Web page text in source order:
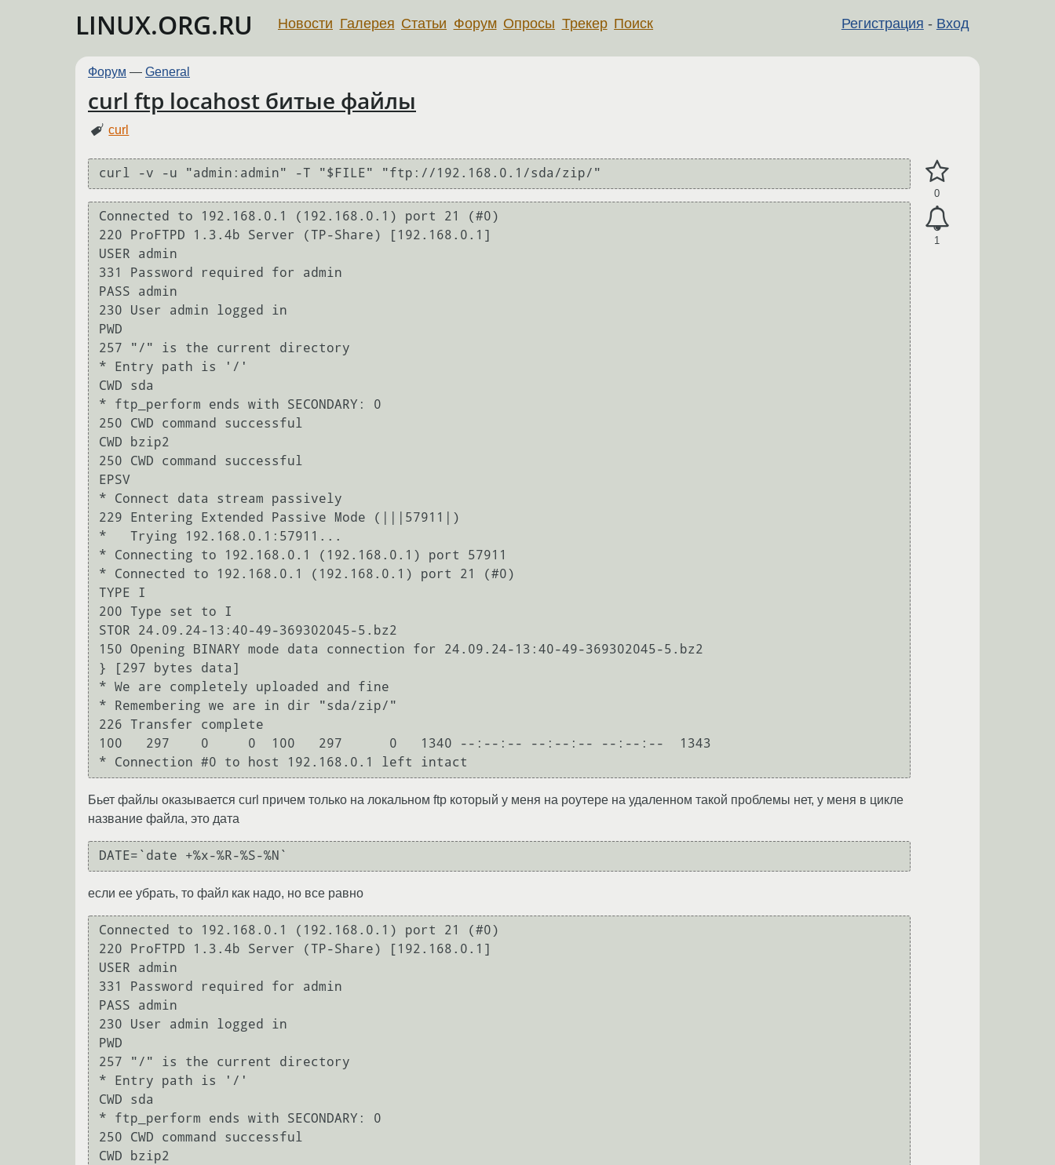
LINUX.ORG.RU Регистрация - Вход
Новости Галерея Статьи Форум Опросы Трекер Поиск
Форум — General
curl ftp locahost битые файлы
curl
0
1
curl -v -u "admin:admin" -T "$FILE" "ftp://192.168.0.1/sda/zip/"
Connected to 192.168.0.1 (192.168.0.1) port 21 (#0)
220 ProFTPD 1.3.4b Server (TP-Share) [192.168.0.1]
USER admin
331 Password required for admin
PASS admin
230 User admin logged in
PWD
257 "/" is the current directory
* Entry path is '/'
CWD sda
* ftp_perform ends with SECONDARY: 0
250 CWD command successful
CWD bzip2
250 CWD command successful
EPSV
* Connect data stream passively
229 Entering Extended Passive Mode (|||57911|)
*   Trying 192.168.0.1:57911...
* Connecting to 192.168.0.1 (192.168.0.1) port 57911
* Connected to 192.168.0.1 (192.168.0.1) port 21 (#0)
TYPE I
200 Type set to I
STOR 24.09.24-13:40-49-369302045-5.bz2
150 Opening BINARY mode data connection for 24.09.24-13:40-49-369302045-5.bz2
} [297 bytes data]
* We are completely uploaded and fine
* Remembering we are in dir "sda/zip/"
226 Transfer complete
100   297    0     0  100   297      0   1340 --:--:-- --:--:-- --:--:--  1343
* Connection #0 to host 192.168.0.1 left intact
Бьет файлы оказывается curl причем только на локальном ftp который у меня на роутере на удаленном такой проблемы нет, у меня в цикле
название файла, это дата
DATE=`date +%x-%R-%S-%N`
если ее убрать, то файл как надо, но все равно
Connected to 192.168.0.1 (192.168.0.1) port 21 (#0)
220 ProFTPD 1.3.4b Server (TP-Share) [192.168.0.1]
USER admin
331 Password required for admin
PASS admin
230 User admin logged in
PWD
257 "/" is the current directory
* Entry path is '/'
CWD sda
* ftp_perform ends with SECONDARY: 0
250 CWD command successful
CWD bzip2